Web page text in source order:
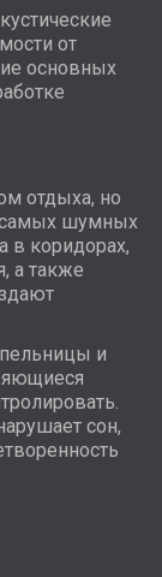
от
основных
отдыха, но
самых шумных
в коридорах,
а также
и
сон,